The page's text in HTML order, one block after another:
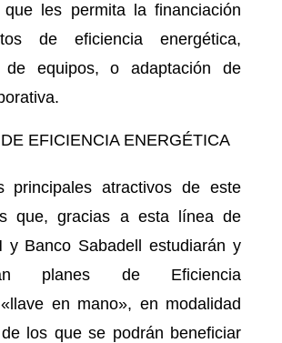
que les permita la financiación
de eficiencia energética,
de equipos, o adaptación de
EFICIENCIA ENERGÉTICA
principales atractivos de este
que, gracias a esta línea de
y Banco Sabadell estudiarán y
planes de Eficiencia
en mano», en modalidad
los que se podrán beneficiar